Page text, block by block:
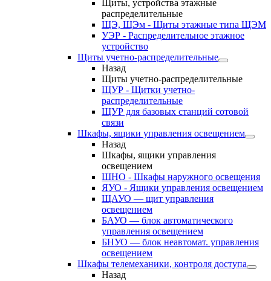
Щиты, устройства этажные
распределительные
ЩЭ, ЩЭм - Щиты этажные типа ЩЭМ
УЭР - Распределительное этажное
устройство
Щиты учетно-распределительные
Назад
Щиты учетно-распределительные
ЩУР - Щитки учетно-
распределительные
ЩУР для базовых станций сотовой
связи
Шкафы, ящики управления освещением
Назад
Шкафы, ящики управления
освещением
ШНО - Шкафы наружного освещения
ЯУО - Ящики управления освещением
ЩАУО — щит управления
освещением
БАУО — блок автоматического
управления освещением
БНУО — блок неавтомат. управления
освещением
Шкафы телемеханики, контроля доступа
Назад